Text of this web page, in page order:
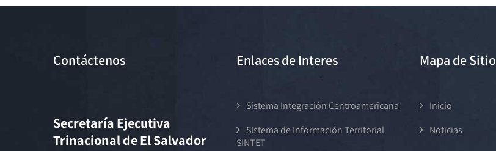
Contáctenos
Secretaría Ejecutiva
Trinacional de El Salvador
Enlaces de Interes
Sistema Integración Centroamericana
SIstema de Información Territorial
SINTET
Mapa de Sitio
Inicio
Noticias